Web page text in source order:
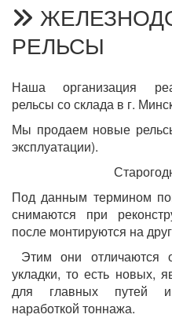
РЕЛЬСЫ
Наша организация
рельсы со склада в г.
Мы продаем новые
эксплуатации).
Под данным термином
снимаются при
после монтируются на
Этим они отличаются
укладки, то есть новых,
для главных путей и
наработкой тоннажа.